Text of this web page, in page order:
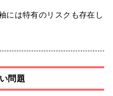
には特有のリスクも存在し
問題